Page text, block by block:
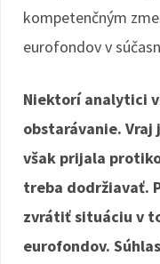
kompetenčným
eurofondov v
Niektorí analytici
obstarávanie.
však prijala
treba dodržiavať.
zvrátiť situáciu v
eurofondov.